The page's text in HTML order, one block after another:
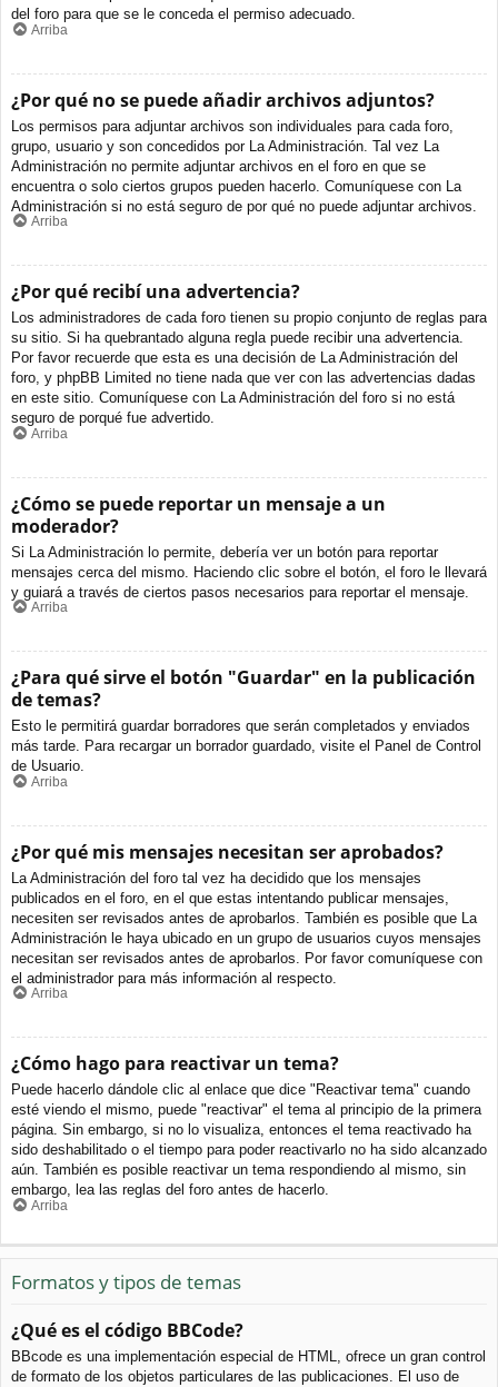
del foro para que se le conceda el permiso adecuado.
Arriba
¿Por qué no se puede añadir archivos adjuntos?
Los permisos para adjuntar archivos son individuales para cada foro,
grupo, usuario y son concedidos por La Administración. Tal vez La
Administración no permite adjuntar archivos en el foro en que se
encuentra o solo ciertos grupos pueden hacerlo. Comuníquese con La
Administración si no está seguro de por qué no puede adjuntar archivos.
Arriba
¿Por qué recibí una advertencia?
Los administradores de cada foro tienen su propio conjunto de reglas para
su sitio. Si ha quebrantado alguna regla puede recibir una advertencia.
Por favor recuerde que esta es una decisión de La Administración del
foro, y phpBB Limited no tiene nada que ver con las advertencias dadas
en este sitio. Comuníquese con La Administración del foro si no está
seguro de porqué fue advertido.
Arriba
¿Cómo se puede reportar un mensaje a un
moderador?
Si La Administración lo permite, debería ver un botón para reportar
mensajes cerca del mismo. Haciendo clic sobre el botón, el foro le llevará
y guiará a través de ciertos pasos necesarios para reportar el mensaje.
Arriba
¿Para qué sirve el botón "Guardar" en la publicación
de temas?
Esto le permitirá guardar borradores que serán completados y enviados
más tarde. Para recargar un borrador guardado, visite el Panel de Control
de Usuario.
Arriba
¿Por qué mis mensajes necesitan ser aprobados?
La Administración del foro tal vez ha decidido que los mensajes
publicados en el foro, en el que estas intentando publicar mensajes,
necesiten ser revisados antes de aprobarlos. También es posible que La
Administración le haya ubicado en un grupo de usuarios cuyos mensajes
necesitan ser revisados antes de aprobarlos. Por favor comuníquese con
el administrador para más información al respecto.
Arriba
¿Cómo hago para reactivar un tema?
Puede hacerlo dándole clic al enlace que dice "Reactivar tema" cuando
esté viendo el mismo, puede "reactivar" el tema al principio de la primera
página. Sin embargo, si no lo visualiza, entonces el tema reactivado ha
sido deshabilitado o el tiempo para poder reactivarlo no ha sido alcanzado
aún. También es posible reactivar un tema respondiendo al mismo, sin
embargo, lea las reglas del foro antes de hacerlo.
Arriba
Formatos y tipos de temas
¿Qué es el código BBCode?
BBcode es una implementación especial de HTML, ofrece un gran control
de formato de los objetos particulares de las publicaciones. El uso de